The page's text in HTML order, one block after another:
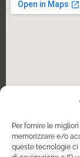
Per fornire le
memorizzare e/o
queste tecnologie